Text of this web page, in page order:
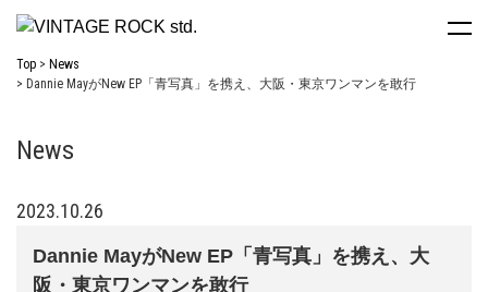
Top
News
Dannie MayがNew EP「青写真」を携え、大阪・東京ワンマンを敢行
News
2023.10.26
Dannie MayがNew EP「青写真」を携え、大
阪・東京ワンマンを敢行